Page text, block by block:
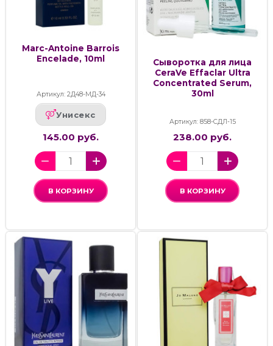
Marc-Antoine Barrois
Encelade, 10ml
Артикул: 2Д48-МД-34
Унисекс
145.00 руб.
В КОРЗИНУ
Сыворотка для лица
CeraVe Effaclar Ultra
Concentrated Serum,
30ml
Артикул: 858-СДЛ-15
238.00 руб.
В КОРЗИНУ